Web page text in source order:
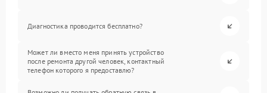
Диагностика проводится бесплатно?
Может ли вместо меня принять устройство
после ремонта другой человек, контактный
телефон которого я предоставлю?